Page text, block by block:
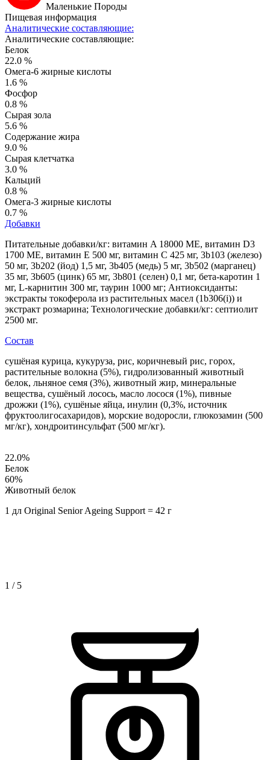
Маленькие Породы
Пищевая информация
Аналитические составляющие:
Аналитические составляющие:
Белок
22.0 %
Омега-6 жирные кислоты
1.6 %
Фосфор
0.8 %
Сырая зола
5.6 %
Содержание жира
9.0 %
Сырая клетчатка
3.0 %
Кальций
0.8 %
Омега-3 жирные кислоты
0.7 %
Добавки
Питательные добавки/кг: витамин A 18000 МЕ, витамин D3
1700 МЕ, витамин E 500 мг, витамин C 425 мг, 3b103 (железо)
50 мг, 3b202 (йод) 1,5 мг, 3b405 (медь) 5 мг, 3b502 (марганец)
35 мг, 3b605 (цинк) 65 мг, 3b801 (селен) 0,1 мг, бета-каротин 1
мг, L-карнитин 300 мг, таурин 1000 мг; Антиоксиданты:
экстракты токоферола из растительных масел (1b306(i)) и
экстракт розмарина; Технологические добавки/кг: септиолит
2500 мг.
Состав
сушёная курица, кукуруза, рис, коричневый рис, горох,
растительные волокна (5%), гидролизованный животный
белок, льняное семя (3%), животный жир, минеральные
вещества, сушёный лосось, масло лосося (1%), пивные
дрожжи (1%), сушёные яйца, инулин (0,3%, источник
фруктоолигосахаридов), морские водоросли, глюкозамин (500
мг/кг), хондроитинсульфат (500 мг/кг).
22.0%
Белок
60%
Животный белок
1 дл Original Senior Ageing Support = 42 г
1 / 5